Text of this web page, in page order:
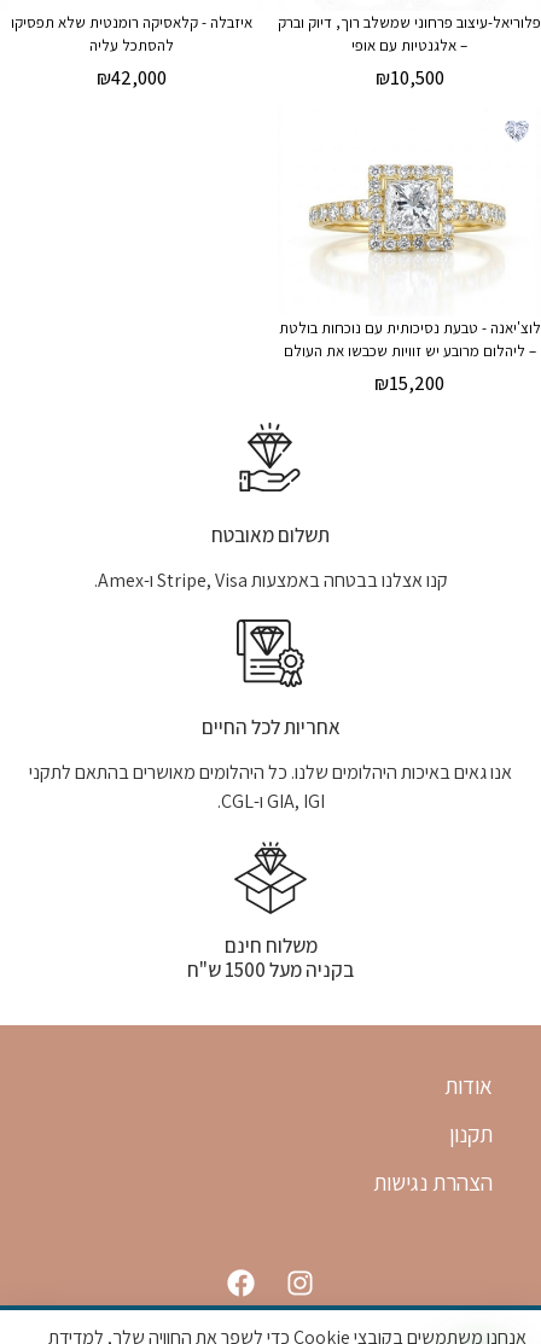
פלוריאל-עיצוב פרחוני שמשלב רוך, דיוק וברק
– אלגנטיות עם אופי
₪10,500
איזבלה - קלאסיקה רומנטית שלא תפסיקו
להסתכל עליה
₪42,000
לוצ'יאנה - טבעת נסיכותית עם נוכחות בולטת
– ליהלום מרובע יש זוויות שכבשו את העולם
₪15,200
תשלום מאובטח
קנו אצלנו בבטחה באמצעות Stripe, Visa ו-Amex.
אחריות לכל החיים
אנו גאים באיכות היהלומים שלנו. כל היהלומים מאושרים בהתאם לתקני
GIA, IGI ו-CGL.
משלוח חינם
בקניה מעל 1500 ש"ח
אודות
תקנון
הצהרת נגישות
אנחנו משתמשים בקובצי Cookie כדי לשפר את החוויה שלך, למדידת